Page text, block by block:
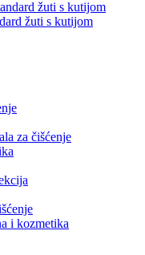
žuti s kutijom
za čišćenje
i kozmetika